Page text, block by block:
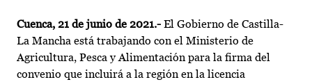
Cuenca, 21 de junio de 2021.- El Gobierno de Castilla-
La Mancha está trabajando con el Ministerio de
Agricultura, Pesca y Alimentación para la firma del
convenio que incluirá a la región en la licencia